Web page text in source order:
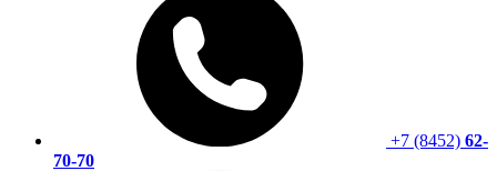
+7 (8452) 62-
70-70